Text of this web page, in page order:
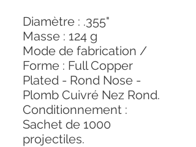
Diamètre : .355"
Masse : 124 g
Mode de fabrication /
Forme : Full Copper
Plated - Rond Nose -
Plomb Cuivré Nez Rond.
Conditionnement :
Sachet de 1000
projectiles.